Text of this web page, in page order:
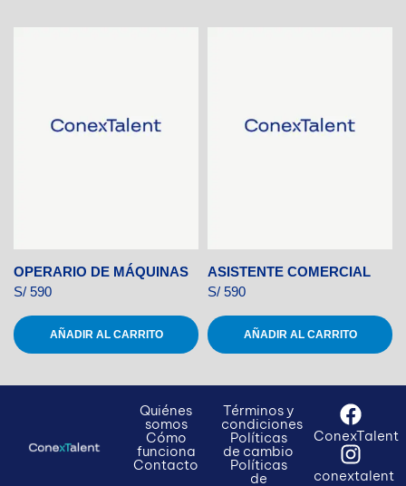
OPERARIO DE MÁQUINAS
S/ 590
AÑADIR AL CARRITO
ASISTENTE COMERCIAL
S/ 590
AÑADIR AL CARRITO
Quiénes
somos
Cómo
funciona
Contacto
Términos y
condiciones
Políticas
de cambio
Políticas
de
ConexTalent
conextalent